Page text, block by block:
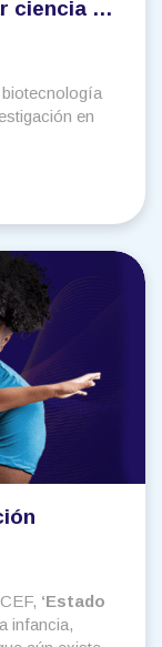
ciencia y
en
‘Estado
infancia,